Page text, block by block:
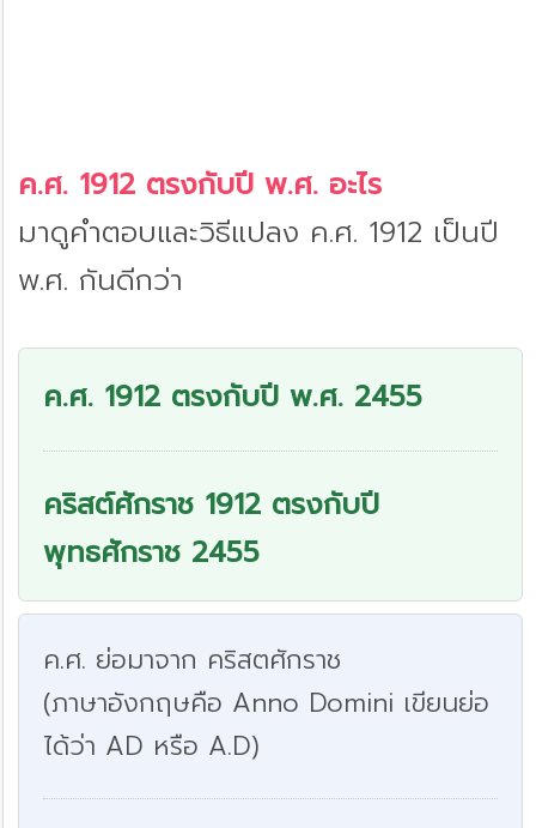
ค.ศ. 1912 ตรงกับปี พ.ศ. อะไร
มาดูคำตอบและวิธีแปลง ค.ศ. 1912 เป็นปี
พ.ศ. กันดีกว่า
ค.ศ. 1912 ตรงกับปี พ.ศ. 2455
คริสต์ศักราช 1912 ตรงกับปี
พุทธศักราช 2455
ค.ศ. ย่อมาจาก คริสตศักราช
(ภาษาอังกฤษคือ Anno Domini เขียนย่อ
ได้ว่า AD หรือ A.D)